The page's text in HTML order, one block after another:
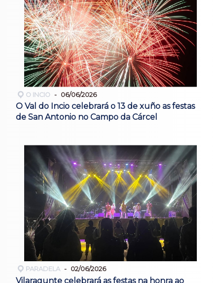
O INCIO 06/06/2026
O Val do Incio celebrará o 13 de xuño as festas
de San Antonio no Campo da Cárcel
PARADELA 02/06/2026
Vilaragunte celebrará as festas na honra ao